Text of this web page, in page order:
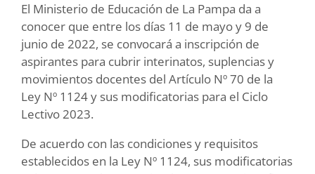
El Ministerio de Educación de La Pampa da a
conocer que entre los días 11 de mayo y 9 de
junio de 2022, se convocará a inscripción de
aspirantes para cubrir interinatos, suplencias y
movimientos docentes del Artículo Nº 70 de la
Ley Nº 1124 y sus modificatorias para el Ciclo
Lectivo 2023.
De acuerdo con las condiciones y requisitos
establecidos en la Ley Nº 1124, sus modificatorias